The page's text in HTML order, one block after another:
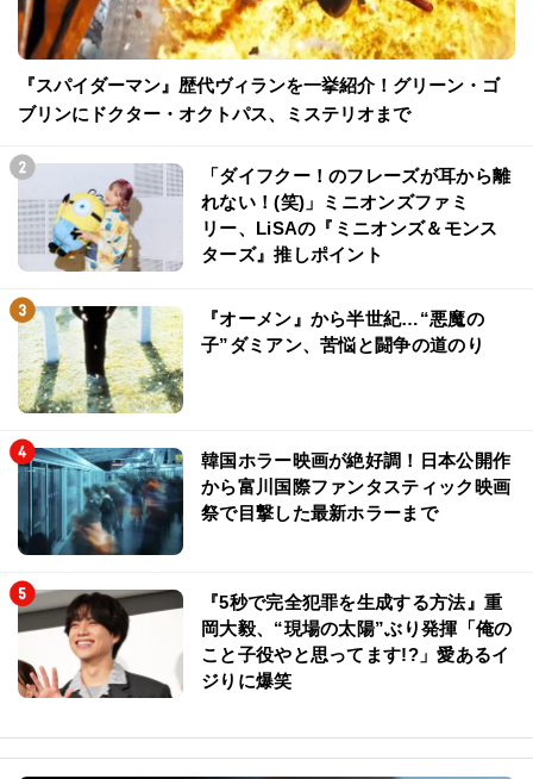
『スパイダーマン』歴代ヴィランを一挙紹介！グリーン・ゴ
ブリンにドクター・オクトパス、ミステリオまで
「ダイフクー！のフレーズが耳から離
れない！(笑)」ミニオンズファミ
リー、LiSAの『ミニオンズ＆モンス
ターズ』推しポイント
『オーメン』から半世紀…“悪魔の
子”ダミアン、苦悩と闘争の道のり
韓国ホラー映画が絶好調！日本公開作
から富川国際ファンタスティック映画
祭で目撃した最新ホラーまで
『5秒で完全犯罪を生成する方法』重
岡大毅、“現場の太陽”ぶり発揮「俺の
こと子役やと思ってます!?」愛あるイ
ジりに爆笑